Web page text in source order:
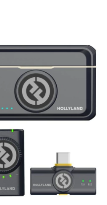
Não
kHz
(Áudio, Alimentação de
de barramento (USB)
sincronização)
por bateria ou